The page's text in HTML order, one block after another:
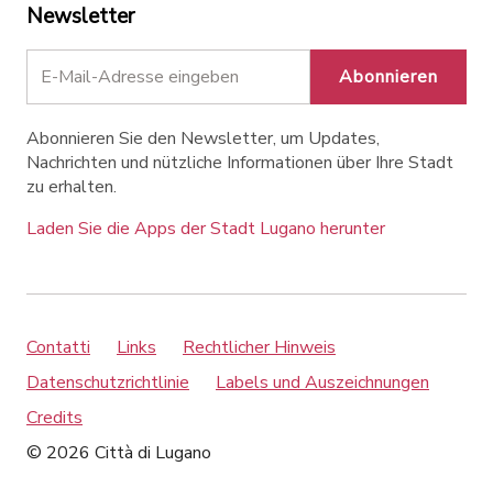
Newsletter
Abonnieren
Abonnieren Sie den Newsletter, um Updates,
Nachrichten und nützliche Informationen über Ihre Stadt
zu erhalten.
Laden Sie die Apps der Stadt Lugano herunter
Contatti Links
Rechtlicher Hinweis
Datenschutzrichtlinie
Labels und Auszeichnungen
Credits
© 2026 Città di Lugano